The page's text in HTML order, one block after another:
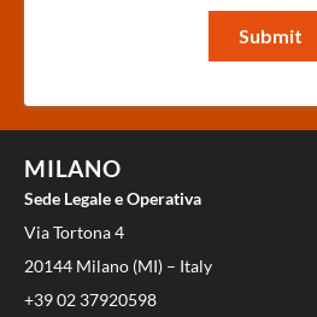
MILANO
Sede Legale e Operativa
Via Tortona 4
20144 Milano (MI) – Italy
+39 02 37920598